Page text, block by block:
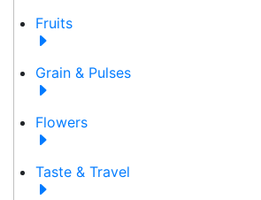
Fruits
Grain & Pulses
Flowers
Taste & Travel